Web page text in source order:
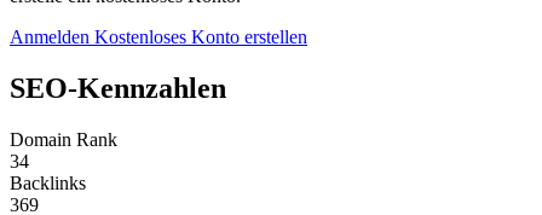
Anmelden Kostenloses Konto erstellen
SEO-Kennzahlen
Domain Rank
34
Backlinks
369